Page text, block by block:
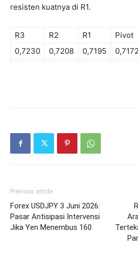
resisten kuatnya di R1.
R3 R2 R1 Pivot
0,7230
0,7208 0,7195 0,7172
Previous article
Forex USDJPY 3 Juni 2026:
Pasar Antisipasi Intervensi
Jika Yen Menembus 160